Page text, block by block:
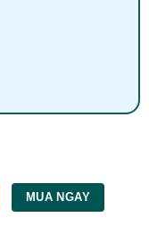
số lượng
MUA NGAY